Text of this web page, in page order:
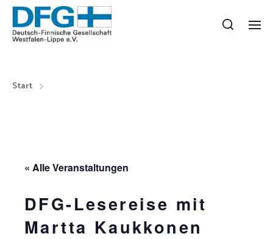
Start
« Alle Veranstaltungen
DFG-Lesereise mit
Martta Kaukkonen